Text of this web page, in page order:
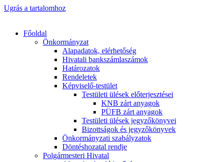
Ugrás a tartalomhoz
Főoldal
Önkormányzat
Alapadatok, elérhetőség
Hivatali bankszámlaszámok
Határozatok
Rendeletek
Képviselő-testület
Testületi ülések előterjesztései
KNB zárt anyagok
PÜFB zárt anyagok
Testületi ülések jegyzőkönyvei
Bizottságok és jegyzőkönyvek
Önkormányzati szabályzatok
Döntéshozatal rendje
Polgármesteri Hivatal